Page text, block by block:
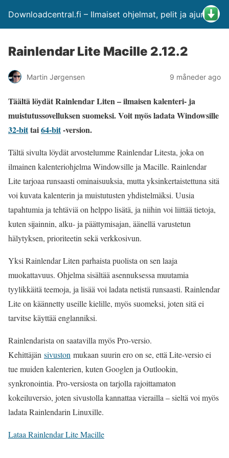
Downloadcentral.fi – Ilmaiset ohjelmat, pelit ja ajurit
Rainlendar Lite Macille 2.12.2
Martin Jørgensen 9 måneder ago
Täältä löydät Rainlendar Liten – ilmaisen kalenteri- ja
muistutussovelluksen suomeksi. Voit myös ladata Windowsille
32-bittai64-bit-version.
Tältä sivulta löydät arvostelumme Rainlendar Litesta, joka on
ilmainen kalenteriohjelma Windowsille ja Macille. Rainlendar
Lite tarjoaa runsaasti ominaisuuksia, mutta yksinkertaistettuna sitä
voi kuvata kalenterin ja muistutusten yhdistelmäksi. Uusia
tapahtumia ja tehtäviä on helppo lisätä, ja niihin voi liittää tietoja,
kuten sijainnin, alku- ja päättymisajan, äänellä varustetun
hälytyksen, prioriteetin sekä verkkosivun.
Yksi Rainlendar Liten parhaista puolista on sen laaja
muokattavuus. Ohjelma sisältää asennuksessa muutamia
tyylikkäitä teemoja, ja lisää voi ladata netistä runsaasti. Rainlendar
Lite on käännetty useille kielille, myös suomeksi, joten sitä ei
tarvitse käyttää englanniksi.
Rainlendarista on saatavilla myös Pro-versio.
Kehittäjän sivuston mukaan suurin ero on se, että Lite-versio ei
tue muiden kalenterien, kuten Googlen ja Outlookin,
synkronointia. Pro-versiosta on tarjolla rajoittamaton
kokeiluversio, joten sivustolla kannattaa vierailla – sieltä voi myös
ladata Rainlendarin Linuxille.
Lataa Rainlendar Lite Macille